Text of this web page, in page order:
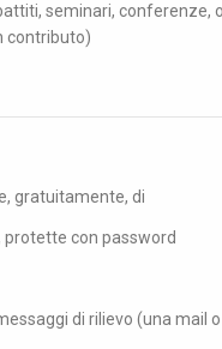
seminari,
contributo)
gratuitamente, di
protette con password
di rilievo (una mail